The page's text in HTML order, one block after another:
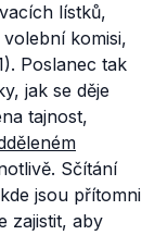
lístků,
komisi,
Poslanec tak
jak se děje
tajnost,
Sčítání
jsou přítomni
zajistit, aby